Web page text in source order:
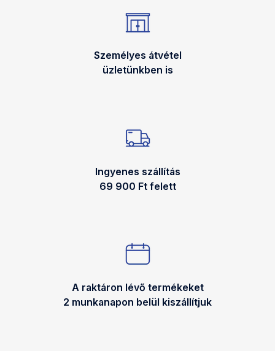
Személyes átvétel
üzletünkben is
Ingyenes szállítás
69 900 Ft felett
A raktáron lévő termékeket
2 munkanapon belül kiszállítjuk